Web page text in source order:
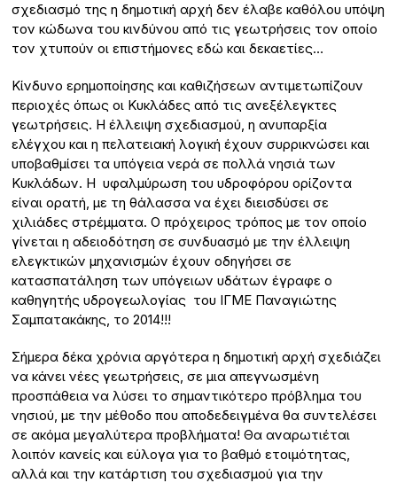
σχεδιασμό της η δημοτική αρχή δεν έλαβε καθόλου υπόψη
τον κώδωνα του κινδύνου από τις γεωτρήσεις τον οποίο
τον χτυπούν οι επιστήμονες εδώ και δεκαετίες…
Κίνδυνο ερημοποίησης και καθιζήσεων αντιμετωπίζουν
περιοχές όπως οι Κυκλάδες από τις ανεξέλεγκτες
γεωτρήσεις. Ηέλλειψη σχεδιασμού, ηανυπαρξία
ελέγχου και ηπελατειακή λογική έχουν συρρικνώσει και
υποβαθμίσει τα υπόγεια νερά σε πολλά νησιά των
Κυκλάδων. Ηυφαλμύρωση του υδροφόρου ορίζοντα
είναι ορατή, με τη θάλασσα να έχει διεισδύσει σε
χιλιάδες στρέμματα. Ο πρόχειρος τρόπος με τον οποίο
γίνεται η αδειοδότηση σε συνδυασμό με την έλλειψη
ελεγκτικών μηχανισμών έχουν οδηγήσει σε
κατασπατάληση των υπόγειων υδάτων έγραφε ο
καθηγητής υδρογεωλογίας του ΙΓΜΕ Παναγιώτης
Σαμπατακάκης, το 2014!!!
Σήμερα δέκα χρόνια αργότερα η δημοτική αρχή σχεδιάζει
να κάνει νέες γεωτρήσεις, σε μια απεγνωσμένη
προσπάθεια να λύσει το σημαντικότερο πρόβλημα του
νησιού, με την μέθοδο που αποδεδειγμένα θα συντελέσει
σε ακόμα μεγαλύτερα προβλήματα! Θα αναρωτιέται
λοιπόν κανείς και εύλογα για το βαθμό ετοιμότητας,
αλλά και την κατάρτιση του σχεδιασμού για την